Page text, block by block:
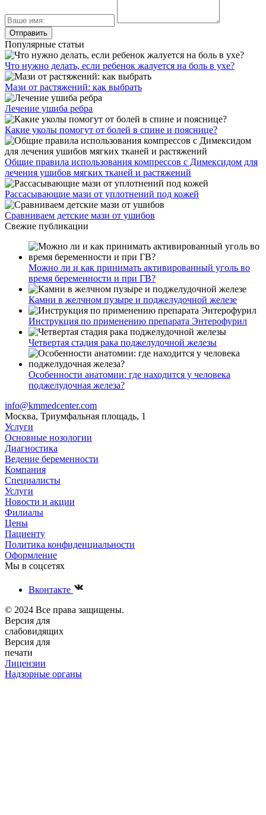
Популярные статьи
Что нужно делать, если ребенок жалуется на боль в ухе?
Мази от растяжений: как выбрать
Лечение ушиба ребра
Какие уколы помогут от болей в спине и пояснице?
Общие правила использования компрессов с Димексидом для
лечения ушибов мягких тканей и растяжений
Рассасывающие мази от уплотнений под кожей
Сравниваем детские мази от ушибов
Свежие публикации
Можно ли и как принимать активированный уголь во
время беременности и при ГВ?
Камни в желчном пузыре и поджелудочной железе
Инструкция по применению препарата Энтерофурил
Четвертая стадия рака поджелудочной железы
Особенности анатомии: где находится у человека
поджелудочная железа?
info@kmmedcenter.com
Москва, Триумфальная площадь, 1
Услуги
Основные нозологии
Диагностика
Ведение беременности
Компания
Специалисты
Услуги
Новости и акции
Филиалы
Цены
Пациенту
Политика конфиденциальности
Оформление
Мы в соцсетях
Вконтакте
© 2024 Все права защищены.
Версия для
слабовидящих
Версия для
печати
Лицензии
Надзорные органы